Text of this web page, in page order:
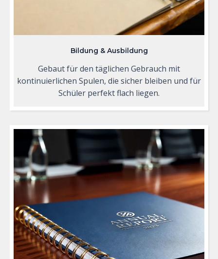
Bildung & Ausbildung
Gebaut für den täglichen Gebrauch mit
kontinuierlichen Spulen, die sicher bleiben und für
Schüler perfekt flach liegen.